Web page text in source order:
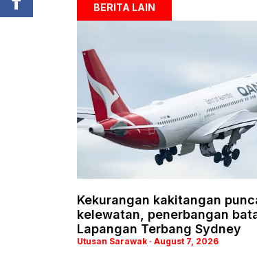
BERITA LAIN
Kekurangan kakitangan
kelewatan, penerbangan
Lapangan Terbang Sydney
Utusan Sarawak August 7, 2026